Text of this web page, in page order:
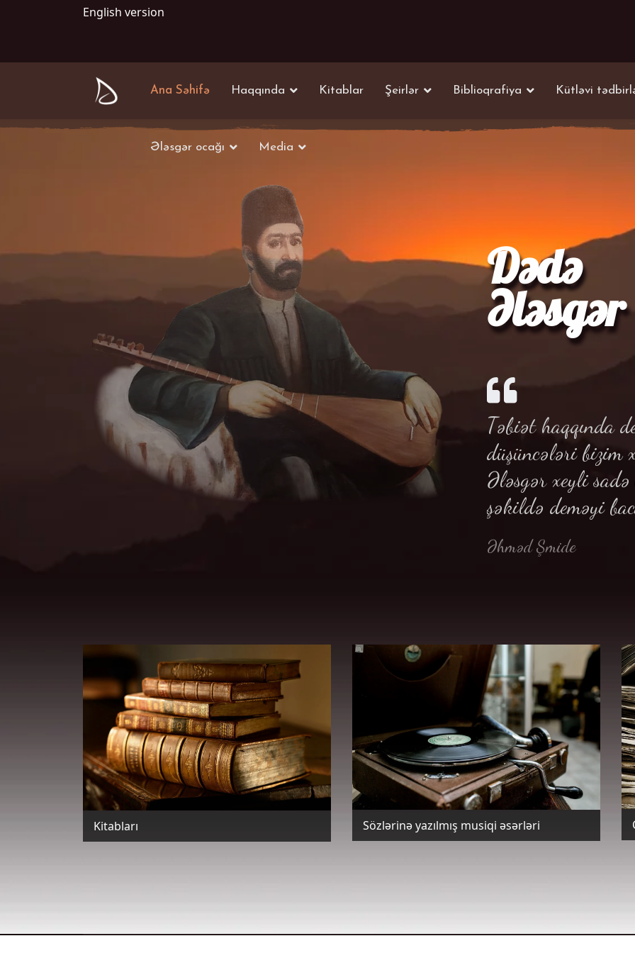
English version
Ana Səhifə Haqqında Kitablar Şeirlər Biblioqrafiya Kütləvi
Ələsgər ocağı Media
Dədə
Ələsgər
Təbiət haqqında
düşüncələri bizim
Ələsgər xeyli
şəkildə deməyi
Əhməd Şmide
Kitabları Sözlərinə yazılmış musiqi əsərləri